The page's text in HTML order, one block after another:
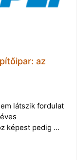
az
látszik fordulat
képest pedig …